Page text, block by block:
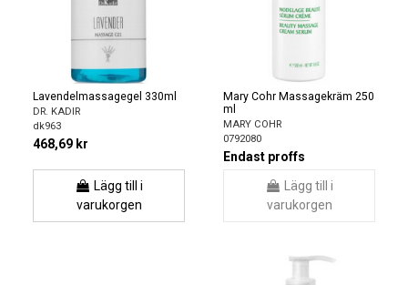
Lavendelmassagegel 330ml
DR. KADIR
dk963
468,69 kr
Lägg till i
varukorgen
Mary Cohr Massagekräm 250
ml
MARY COHR
0792080
Endast proffs
Lägg till i
varukorgen